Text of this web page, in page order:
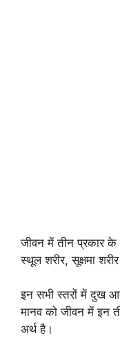
जीवन में तीन प्रकार
स्थूल शरीर, सूक्षमा
इन सभी स्तरों में दुख
मानव को जीवन में इन
अर्थ है।